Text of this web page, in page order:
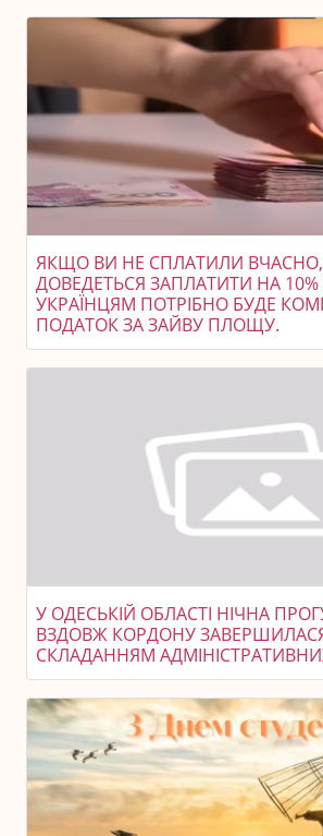
ЯКЩО ВИ НЕ СПЛАТИЛИ
ДОВЕДЕТЬСЯ ЗАПЛАТИТИ НА 10%
УКРАЇНЦЯМ ПОТРІБНО БУДЕ
ПОДАТОК ЗА ЗАЙВУ ПЛОЩУ.
У ОДЕСЬКІЙ ОБЛАСТІ НІЧНА
ВЗДОВЖ КОРДОНУ
СКЛАДАННЯМ